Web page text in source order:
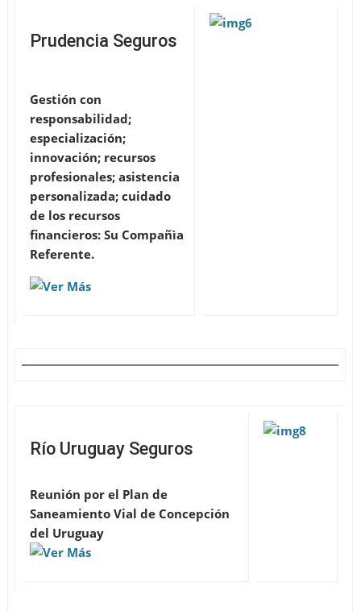
Prudencia Seguros
Gestión con
responsabilidad;
especialización;
innovación; recursos
profesionales; asistencia
personalizada; cuidado
de los recursos
financieros: Su Compañìa
Referente.
Río Uruguay Seguros
Reunión por el Plan de
Saneamiento Vial de Concepción
del Uruguay